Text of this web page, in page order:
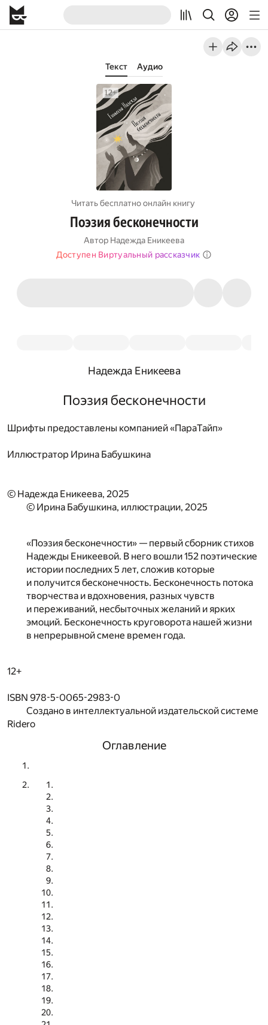
Текст Аудио
Читать бесплатно онлайн книгу
Поэзия бесконечности
Автор Надежда Еникеева
Доступен Виртуальный рассказчик
Надежда Еникеева
Поэзия бесконечности
Шрифты предоставлены компанией «ПараТайп»
Иллюстратор Ирина Бабушкина
© Надежда Еникеева, 2025
© Ирина Бабушкина, иллюстрации, 2025
«Поэзия бесконечности» — первый сборник стихов
Надежды Еникеевой. В него вошли 152 поэтические
истории последних 5 лет, сложив которые
и получится бесконечность. Бесконечность потока
творчества и вдохновения, разных чувств
и переживаний, несбыточных желаний и ярких
эмоций. Бесконечность круговорота нашей жизни
в непрерывной смене времен года.
12+
ISBN 978-5-0065-2983-0
Создано в интеллектуальной издательской системе
Ridero
Оглавление